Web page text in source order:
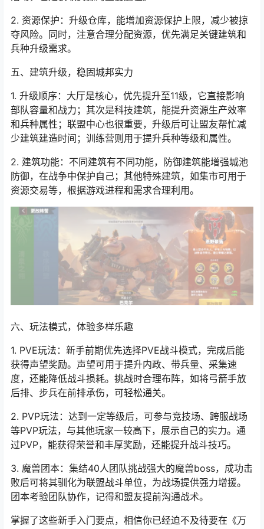
2. 资源保护：升级仓库，能增加资源保护上限，减少被掠
夺风险。同时，注意合理分配资源，优先满足关键建筑和
兵种升级需求。
五、建筑升级，稳固城邦实力
1. 升级顺序：大厅是核心，优先提升至11级，它直接影响
部队容量和战力；其次是科技建筑，能提升资源生产效率
和兵种属性；联盟中心也很重要，升级后可让盟友帮忙减
少建筑建造时间；训练营则用于提升兵种等级和属性。
2. 建筑功能：不同建筑有不同功能，防御建筑能增强城池
防御，在战争中保护自己；其他特殊建筑，如集市可用于
资源交易等，根据游戏进程和需求合理利用。
六、玩法模式，体验多样乐趣
1. PVE玩法：新手前期优先选择PVE战斗模式，完成后能
获得声望奖励。声望可用于提升内政、带兵量、采集速
度，还能降低战斗损耗。挑战时合理布阵，如将弓箭手放
后排、步兵在前排承伤，可轻松通关。
2. PVP玩法：达到一定等级后，可参与竞技场、跨服战场
等PVP玩法，与其他玩家一较高下，展示自己的实力。通
过PVP，能获得荣誉和丰厚奖励，还能提升战斗技巧。
3. 魔兽团本：集结40人团队挑战强大的魔兽boss，成功击
败后可将其驯化为联盟战斗单位，为战场提供强力增援。
团本考验团队协作，记得和盟友提前沟通战术。
掌握了这些新手入门要点，相信你已经迫不及待要在《万